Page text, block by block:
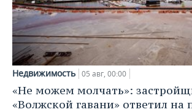
Недвижимость 05 авг, 00:00
«Не можем молчать»:
«Волжской гавани» ответил на